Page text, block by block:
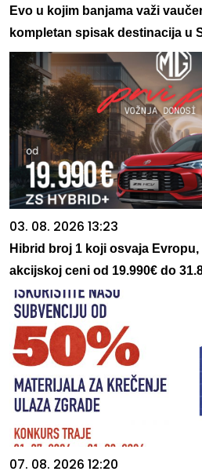
Evo u kojim banjama važi
kompletan spisak destinacija u
03. 08. 2026 13:23
Hibrid broj 1 koji osvaja
akcijskoj ceni od 19.990€ do
07. 08. 2026 12:20